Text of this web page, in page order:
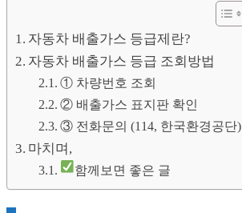
자동차 배출가스 등급제란?
자동차 배출가스 등급 조회방법
① 차량번호 조회
② 배출가스 표지판 확인
③ 전화문의 (114, 한국환경공단)
마치며,
함께보면 좋은 글